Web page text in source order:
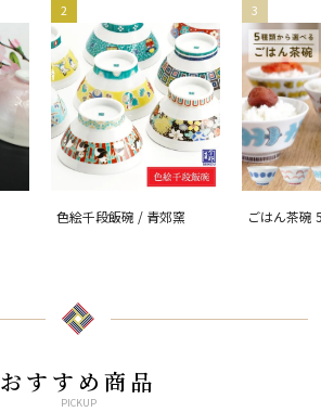
2
色絵千段飯碗 / 青郊窯
3
ごはん茶碗
おすすめ商品
PICKUP